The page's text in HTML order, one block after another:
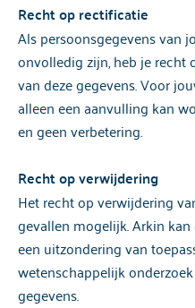
Recht op rectificatie
Als persoonsgegevens van
onvolledig zijn, heb je recht
van deze gegevens. Voor
alleen een aanvulling kan
en geen verbetering.
Recht op verwijdering
Het recht op verwijdering
gevallen mogelijk. Arkin
een uitzondering van
wetenschappelijk
gegevens.